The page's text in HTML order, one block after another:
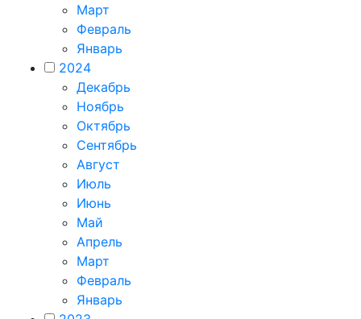
Март
Февраль
Январь
2024
Декабрь
Ноябрь
Октябрь
Сентябрь
Август
Июль
Июнь
Май
Апрель
Март
Февраль
Январь